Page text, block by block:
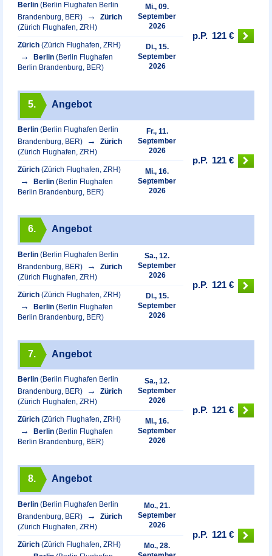
Berlin (Berlin Flughafen Berlin
Brandenburg, BER)
Zürich
(Zürich Flughafen, ZRH)
Mi., 09.
September
2026
Zürich (Zürich Flughafen, ZRH)
Berlin (Berlin Flughafen
Berlin Brandenburg, BER)
Di., 15.
September
2026
p.P. 121 €
5. Angebot
Berlin (Berlin Flughafen Berlin
Brandenburg, BER)
Zürich
(Zürich Flughafen, ZRH)
Fr., 11.
September
2026
Zürich (Zürich Flughafen, ZRH)
Berlin (Berlin Flughafen
Berlin Brandenburg, BER)
Mi., 16.
September
2026
p.P. 121 €
6. Angebot
Berlin (Berlin Flughafen Berlin
Brandenburg, BER)
Zürich
(Zürich Flughafen, ZRH)
Sa., 12.
September
2026
Zürich (Zürich Flughafen, ZRH)
Berlin (Berlin Flughafen
Berlin Brandenburg, BER)
Di., 15.
September
2026
p.P. 121 €
7. Angebot
Berlin (Berlin Flughafen Berlin
Brandenburg, BER)
Zürich
(Zürich Flughafen, ZRH)
Sa., 12.
September
2026
Zürich (Zürich Flughafen, ZRH)
Berlin (Berlin Flughafen
Berlin Brandenburg, BER)
Mi., 16.
September
2026
p.P. 121 €
8. Angebot
Berlin (Berlin Flughafen Berlin
Brandenburg, BER)
Zürich
(Zürich Flughafen, ZRH)
Mo., 21.
September
2026
Zürich (Zürich Flughafen, ZRH)
Mo., 28.
p.P. 121 €